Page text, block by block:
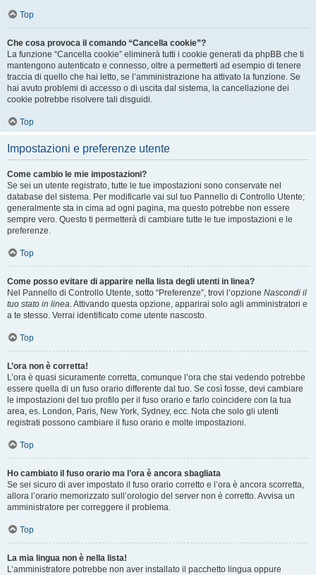
Top
Che cosa provoca il comando “Cancella cookie”?
La funzione “Cancella cookie” eliminerà tutti i cookie generati da phpBB che ti
mantengono autenticato e connesso, oltre a permetterti ad esempio di tenere
traccia di quello che hai letto, se l’amministrazione ha attivato la funzione. Se
hai avuto problemi di accesso o di uscita dal sistema, la cancellazione dei
cookie potrebbe risolvere tali disguidi.
Top
Impostazioni e preferenze utente
Come cambio le mie impostazioni?
Se sei un utente registrato, tutte le tue impostazioni sono conservate nel
database del sistema. Per modificarle vai sul tuo Pannello di Controllo Utente;
generalmente sta in cima ad ogni pagina, ma questo potrebbe non essere
sempre vero. Questo ti permetterà di cambiare tutte le tue impostazioni e le
preferenze.
Top
Come posso evitare di apparire nella lista degli utenti in linea?
Nel Pannello di Controllo Utente, sotto “Preferenze”, trovi l’opzione Nascondi il
tuo stato in linea. Attivando questa opzione, apparirai solo agli amministratori e
a te stesso. Verrai identificato come utente nascosto.
Top
L’ora non è corretta!
L’ora è quasi sicuramente corretta, comunque l’ora che stai vedendo potrebbe
essere quella di un fuso orario differente dal tuo. Se così fosse, devi cambiare
le impostazioni del tuo profilo per il fuso orario e farlo coincidere con la tua
area, es. London, Paris, New York, Sydney, ecc. Nota che solo gli utenti
registrati possono cambiare il fuso orario e molte impostazioni.
Top
Ho cambiato il fuso orario ma l’ora è ancora sbagliata
Se sei sicuro di aver impostato il fuso orario corretto e l’ora è ancora scorretta,
allora l’orario memorizzato sull’orologio del server non è corretto. Avvisa un
amministratore per correggere il problema.
Top
La mia lingua non è nella lista!
L’amministratore potrebbe non aver installato il pacchetto lingua oppure